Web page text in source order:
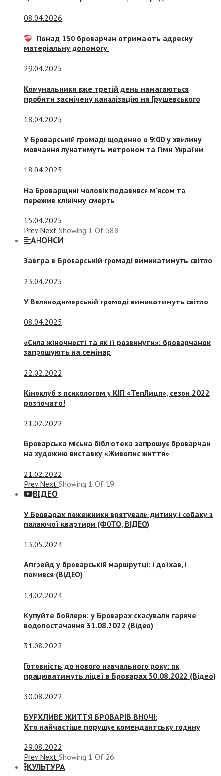
08.04.2026
Понад 150 броварчан отримають адресну
матеріальну допомогу
29.04.2025
Комунальники вже третій день намагаються
пробити засмічену каналізацію на Грушевського
18.04.2025
У Броварській громаді щоденно о 9:00 у хвилину
мовчання лунатимуть метроном та Гімн України
18.04.2025
На Броварщині чоловік подавився м’ясом та
пережив клінічну смерть
15.04.2025
Prev Next Showing 1 Of 588
АНОНСИ
Завтра в Броварській громаді вимикатимуть світло
23.04.2025
У Великодимерській громаді вимикатимуть світло
08.04.2025
«Сила жіночності та як її розвинути»: броварчанок
запрошують на семінар
22.02.2022
Кіноклуб з психологом у КІП «ТепЛиця», сезон 2022
розпочато!
21.02.2022
Броварська міська бібліотека запрошує броварчан
на художню виставку «Живопис життя»
21.02.2022
Prev Next Showing 1 Of 19
ВІДЕО
У Броварах пожежники врятували дитину і собаку з
палаючої квартири (ФОТО, ВІДЕО)
13.05.2024
Апгрейд у броварській маршрутці: і доїхав, і
помився (ВІДЕО)
14.02.2024
Купуйте бойлери: у Броварах скасували гаряче
водопостачання 31.08.2022 (Відео)
31.08.2022
Готовність до нового навчального року: як
працюватимуть ліцеї в Броварах 30.08.2022 (Відео)
30.08.2022
БУРХЛИВЕ ЖИТТЯ БРОВАРІВ ВНОЧІ:
Хто найчастіше порушує комендантську годину
29.08.2022
Prev Next Showing 1 Of 26
КУЛЬТУРА